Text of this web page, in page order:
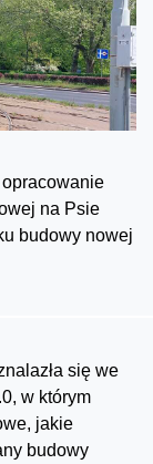
opracowanie
na Psie
budowy nowej
się we
w którym
jakie
budowy